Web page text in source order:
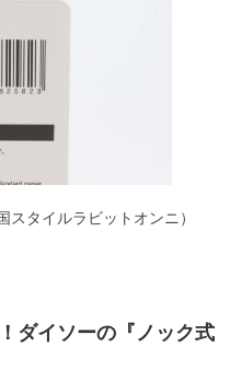
タイルラビットオンニ）
ダイソーの『ノック式